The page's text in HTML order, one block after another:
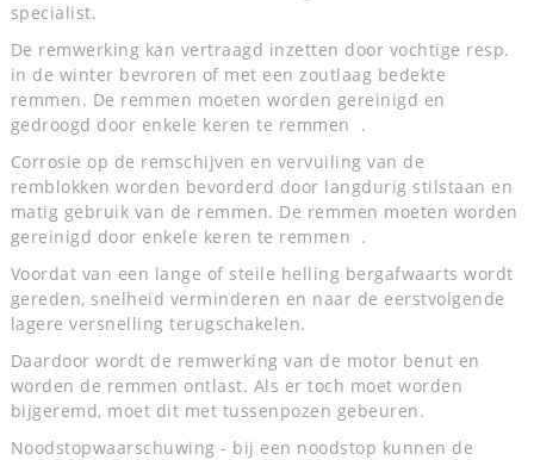
specialist.
De remwerking kan vertraagd inzetten door vochtige resp.
in de winter bevroren of met een zoutlaag bedekte
remmen. De remmen moeten worden gereinigd en
gedroogd door enkele keren te remmen .
Corrosie op de remschijven en vervuiling van de
remblokken worden bevorderd door langdurig stilstaan en
matig gebruik van de remmen. De remmen moeten worden
gereinigd door enkele keren te remmen .
Voordat van een lange of steile helling bergafwaarts wordt
gereden, snelheid verminderen en naar de eerstvolgende
lagere versnelling terugschakelen.
Daardoor wordt de remwerking van de motor benut en
worden de remmen ontlast. Als er toch moet worden
bijgeremd, moet dit met tussenpozen gebeuren.
Noodstopwaarschuwing - bij een noodstop kunnen de